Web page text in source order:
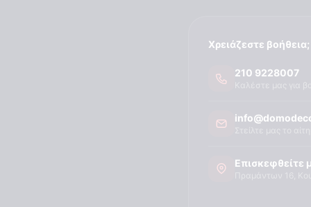
Χρειάζεστε βοήθεια;
210 9228007
Επισκεφθείτε